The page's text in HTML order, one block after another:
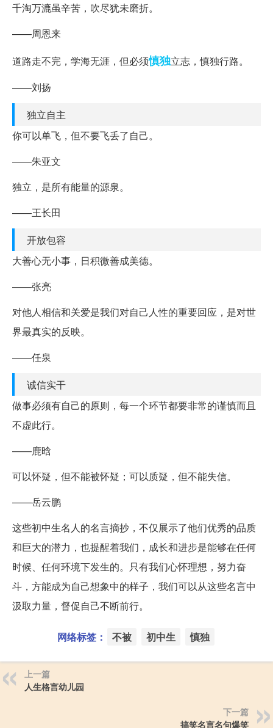
千淘万漉虽辛苦，吹尽犹未磨折。
——周恩来
道路走不完，学海无涯，但必须慎独立志，慎独行路。
——刘扬
独立自主
你可以单飞，但不要飞丢了自己。
——朱亚文
独立，是所有能量的源泉。
——王长田
开放包容
大善心无小事，日积微善成美德。
——张亮
对他人相信和关爱是我们对自己人性的重要回应，是对世
界最真实的反映。
——任泉
诚信实干
做事必须有自己的原则，每一个环节都要非常的谨慎而且
不虚此行。
——鹿晗
可以怀疑，但不能被怀疑；可以质疑，但不能失信。
——岳云鹏
这些初中生名人的名言摘抄，不仅展示了他们优秀的品质
和巨大的潜力，也提醒着我们，成长和进步是能够在任何
时候、任何环境下发生的。只有我们心怀理想，努力奋
斗，方能成为自己想象中的样子，我们可以从这些名言中
汲取力量，督促自己不断前行。
网络标签： 不被 初中生 慎独
上一篇
人生格言幼儿园
下一篇
搞笑名言名句爆笑